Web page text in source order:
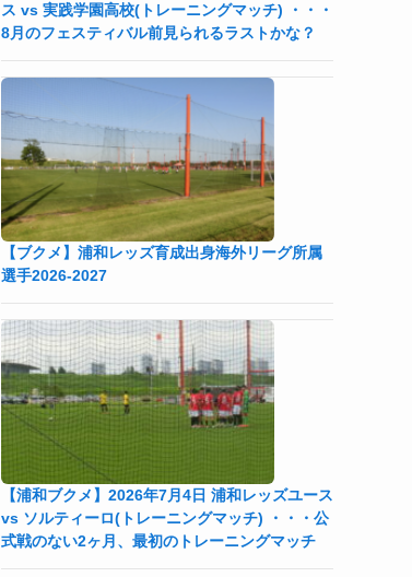
ス vs 実践学園高校(トレーニングマッチ) ・・・
8月のフェスティバル前見られるラストかな？
【ブクメ】浦和レッズ育成出身海外リーグ所属
選手2026-2027
【浦和ブクメ】2026年7月4日 浦和レッズユース
vs ソルティーロ(トレーニングマッチ) ・・・公
式戦のない2ヶ月、最初のトレーニングマッチ